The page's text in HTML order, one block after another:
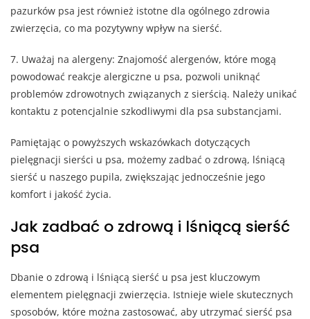
pazurków psa jest również istotne dla ogólnego zdrowia
zwierzęcia, co ma pozytywny wpływ na sierść.
7. Uważaj na alergeny: Znajomość alergenów, które mogą
powodować reakcje alergiczne u psa, pozwoli uniknąć
problemów zdrowotnych związanych z sierścią. Należy unikać
kontaktu z potencjalnie szkodliwymi dla psa substancjami.
Pamiętając o powyższych wskazówkach dotyczących
pielęgnacji sierści u psa, możemy zadbać o zdrową, lśniącą
sierść u naszego pupila, zwiększając jednocześnie jego
komfort i jakość życia.
Jak zadbać o zdrową i lśniącą sierść
psa
Dbanie o zdrową i lśniącą sierść u psa jest kluczowym
elementem pielęgnacji zwierzęcia. Istnieje wiele skutecznych
sposobów, które można zastosować, aby utrzymać sierść psa